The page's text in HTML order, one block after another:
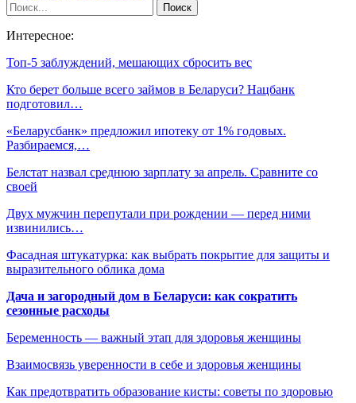
Интересное:
Топ-5 заблуждений, мешающих сбросить вес
Кто берет больше всего займов в Беларуси? Нацбанк
подготовил…
«Беларусбанк» предложил ипотеку от 1% годовых.
Разбираемся,…
Белстат назвал среднюю зарплату за апрель. Сравните со
своей
Двух мужчин перепутали при рождении — перед ними
извинились…
Фасадная штукатурка: как выбрать покрытие для защиты и
выразительного облика дома
Дача и загородный дом в Беларуси: как сократить
сезонные расходы
Беременность — важный этап для здоровья женщины
Взаимосвязь уверенности в себе и здоровья женщины
Как предотвратить образование кисты: советы по здоровью